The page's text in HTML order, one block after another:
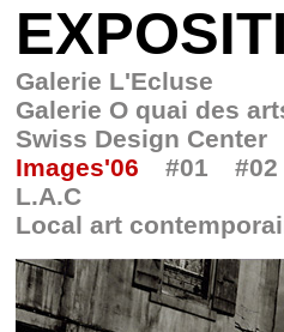
Galerie L'Ecluse
Galerie O quai des
Swiss Design Center
Images'06
#01 #02
L.A.C
Local art